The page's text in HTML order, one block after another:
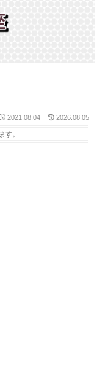
2021.08.04 2026.08.05
す。